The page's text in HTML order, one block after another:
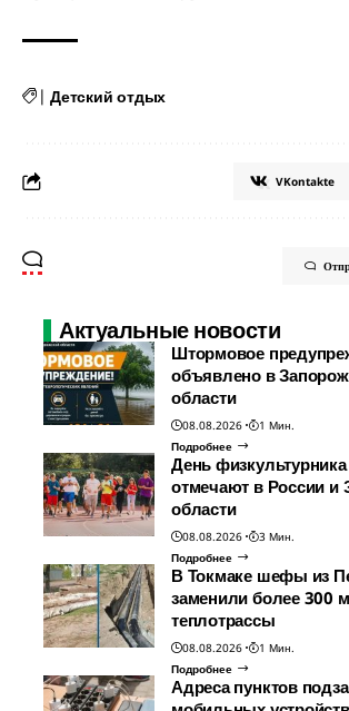
| Детский отдых
VKontakte
Актуальные новости
Штормовое
объявлено в
области
08.08.2026
1 Мин.
Подробнее
День физкультурника
отмечают в России и
области
08.08.2026
3 Мин.
Подробнее
В Токмаке шефы из
заменили более 300
теплотрассы
08.08.2026
1 Мин.
Подробнее
Адреса пунктов